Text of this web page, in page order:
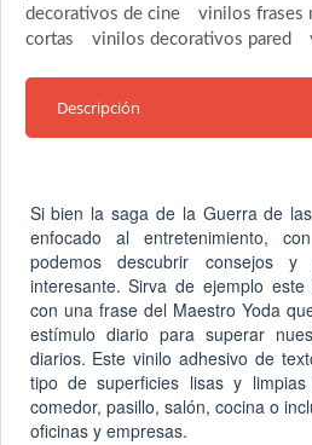
decorativos de cine
vinilos frases
cortas
vinilos decorativos pared
Descripción
Si bien la saga de la Guerra de
enfocado al entretenimiento,
podemos descubrir consejos
interesante. Sirva de ejemplo
con una frase del Maestro Yoda
estímulo diario para superar
diarios. Este vinilo adhesivo de
tipo de superficies lisas y
comedor, pasillo, salón, cocina o
oficinas y empresas.